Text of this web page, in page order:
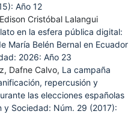
Año 12
Cristóbal Lalangui
en la esfera pública digital:
María Belén Bernal en Ecuador
2026: Año 23
Dafne Calvo, La campaña
repercusión y
las elecciones españolas
y Sociedad: Núm. 29 (2017):